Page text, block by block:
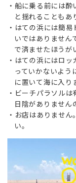
船に乗る前には
と揺れることもあ
はての浜には簡
いではありません
で済ませたほうが
はての浜にはロ
っていかないよ
に置いて海に入り
ビーチパラソル
日陰がありません
お店はありませ
い。